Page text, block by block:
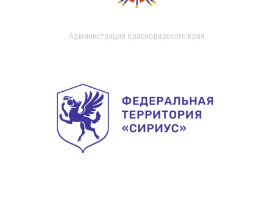
Администрация Краснодарского края